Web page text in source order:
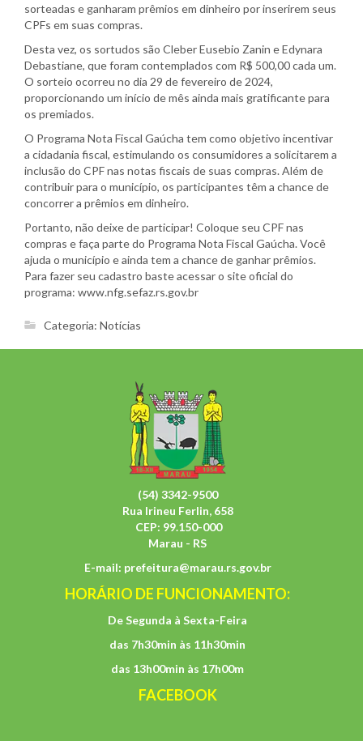
sorteadas e ganharam prêmios em dinheiro por inserirem seus
CPFs em suas compras.
Desta vez, os sortudos são Cleber Eusebio Zanin e Edynara
Debastiane, que foram contemplados com R$ 500,00 cada um.
O sorteio ocorreu no dia 29 de fevereiro de 2024,
proporcionando um início de mês ainda mais gratificante para
os premiados.
O Programa Nota Fiscal Gaúcha tem como objetivo incentivar
a cidadania fiscal, estimulando os consumidores a solicitarem a
inclusão do CPF nas notas fiscais de suas compras. Além de
contribuir para o município, os participantes têm a chance de
concorrer a prêmios em dinheiro.
Portanto, não deixe de participar! Coloque seu CPF nas
compras e faça parte do Programa Nota Fiscal Gaúcha. Você
ajuda o município e ainda tem a chance de ganhar prêmios.
Para fazer seu cadastro baste acessar o site oficial do
programa: www.nfg.sefaz.rs.gov.br
Categoria: Notícias
(54) 3342-9500
Rua Irineu Ferlin, 658
CEP: 99.150-000
Marau - RS
E-mail: prefeitura@marau.rs.gov.br
HORÁRIO DE FUNCIONAMENTO:
De Segunda à Sexta-Feira
das 7h30min às 11h30min
das 13h00min às 17h00m
FACEBOOK